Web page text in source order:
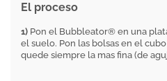
El proceso
1) Pon el Bubbleator® en una
el suelo. Pon las bolsas en el
quede siempre la mas fina (de